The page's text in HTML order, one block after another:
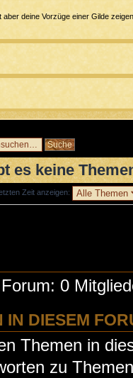
aber deine Vorzüge einer Gilde
es keine
Zeit anzeigen:
0
IN DIESEM
Themen in
zu